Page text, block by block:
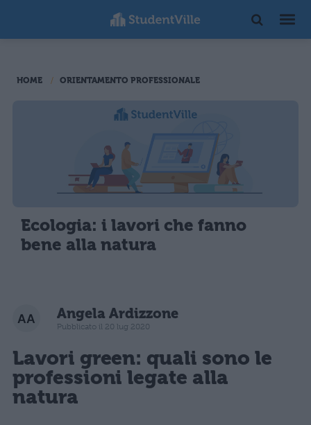
HOME ORIENTAMENTO PROFESSIONALE
Ecologia: i lavori che fanno
bene alla natura
Angela Ardizzone
Pubblicato il 20 lug 2020
Lavori green: quali sono le
professioni legate alla
natura